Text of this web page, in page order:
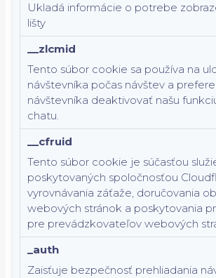
Ukladá informácie o potrebe
lišty
__zlcmid
Tento súbor cookie sa používa na
návštevníka počas návštev a
návštevníka deaktivovať našu
chatu.
__cfruid
Tento súbor cookie je súčasťou
poskytovaných spoločnosťou
vyrovnávania záťaže, doručovania
webových stránok a poskytovania
pre prevádzkovateľov webových
_auth
Zaisťuje bezpečnosť prehliadania